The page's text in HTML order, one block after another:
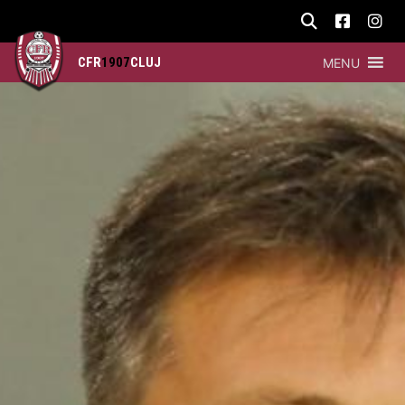
CFR1907CLUJ MENU